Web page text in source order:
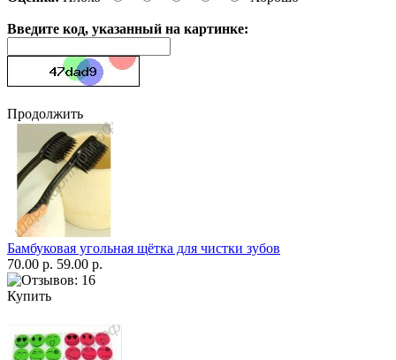
Введите код, указанный на картинке:
Продолжить
Бамбуковая угольная щётка для чистки зубов
70.00 р. 59.00 р.
Купить